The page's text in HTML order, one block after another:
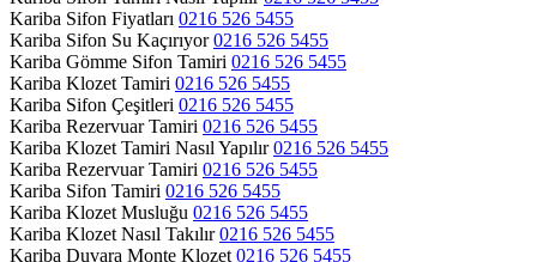
Kariba Sifon Fiyatları 0216 526 5455
Kariba Sifon Su Kaçırıyor0216 526 5455
Kariba Gömme Sifon Tamiri 0216 526 5455
Kariba Klozet Tamiri 0216 526 5455
Kariba Sifon Çeşitleri 0216 526 5455
Kariba Rezervuar Tamiri 0216 526 5455
Kariba Klozet Tamiri Nasıl Yapılır0216 526 5455
Kariba Rezervuar Tamiri 0216 526 5455
Kariba Sifon Tamiri 0216 526 5455
Kariba Klozet Musluğu 0216 526 5455
Kariba Klozet Nasıl Takılır0216 526 5455
Kariba Duvara Monte Klozet 0216 526 5455